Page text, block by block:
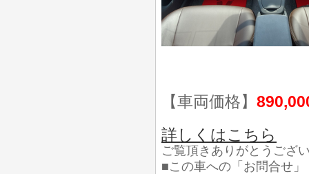
【車両価格】
詳しくはこちら
ご覧頂きありがとうござ
■この車への「お問合せ